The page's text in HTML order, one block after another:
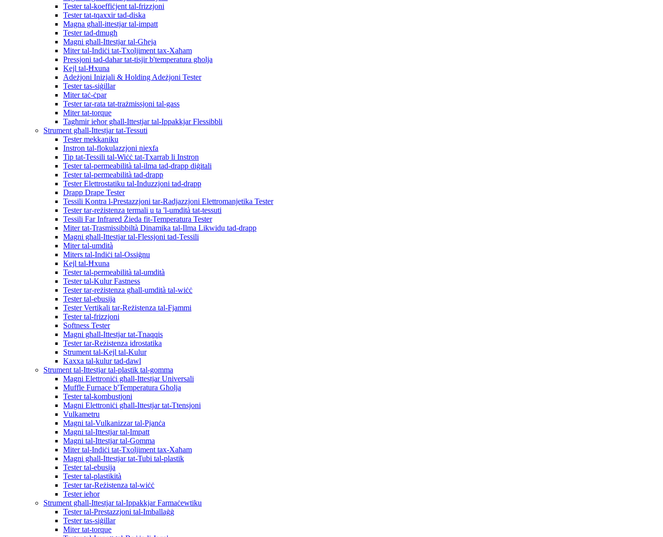
Tester tal-koeffiċjent tal-frizzjoni
Tester tat-tqaxxir tad-diska
Magna għall-ittestjar tal-impatt
Tester tad-dmugħ
Magni għall-Ittestjar tal-Għeja
Miter tal-Indiċi tat-Txoljiment tax-Xaħam
Pressjoni tad-dahar tat-tisjir b'temperatura għolja
Kejl tal-Ħxuna
Adeżjoni Inizjali & Holding Adeżjoni Tester
Tester tas-siġillar
Miter taċ-ċpar
Tester tar-rata tat-trażmissjoni tal-gass
Miter tat-torque
Tagħmir ieħor għall-Ittestjar tal-Ippakkjar Flessibbli
Strument għall-Ittestjar tat-Tessuti
Tester mekkaniku
Instron tal-flokulazzjoni niexfa
Tip tat-Tessili tal-Wiċċ tat-Txarrab li Instron
Tester tal-permeabilità tal-ilma tad-drapp diġitali
Tester tal-permeabilità tad-drapp
Tester Elettrostatiku tal-Induzzjoni tad-drapp
Drapp Drape Tester
Tessili Kontra l-Prestazzjoni tar-Radjazzjoni Elettromanjetika Tester
Tester tar-reżistenza termali u ta 'l-umdità tat-tessuti
Tessili Far Infrared Żieda fit-Temperatura Tester
Miter tat-Trasmissibbiltà Dinamika tal-Ilma Likwidu tad-drapp
Magni għall-Ittestjar tal-Flessjoni tad-Tessili
Miter tal-umdità
Miters tal-Indiċi tal-Ossiġnu
Kejl tal-Ħxuna
Tester tal-permeabilità tal-umdità
Tester tal-Kulur Fastness
Tester tar-reżistenza għall-umdità tal-wiċċ
Tester tal-ebusija
Tester Vertikali tar-Reżistenza tal-Fjammi
Tester tal-frizzjoni
Softness Tester
Magni għall-Ittestjar tat-Tnaqqis
Tester tar-Reżistenza idrostatika
Strument tal-Kejl tal-Kulur
Kaxxa tal-kulur tad-dawl
Strument tal-Ittestjar tal-plastik tal-gomma
Magni Elettroniċi għall-Ittestjar Universali
Muffle Furnace b'Temperatura Għolja
Tester tal-kombustjoni
Magni Elettroniċi għall-Ittestjar tat-Ttensjoni
Vulkametru
Magni tal-Vulkanizzar tal-Pjanċa
Magni tal-Ittestjar tal-Impatt
Magni tal-Ittestjar tal-Gomma
Miter tal-Indiċi tat-Txoljiment tax-Xaħam
Magni għall-Ittestjar tat-Tubi tal-plastik
Tester tal-ebusija
Tester tal-plastikità
Tester tar-Reżistenza tal-wiċċ
Tester ieħor
Strument għall-Ittestjar tal-Ippakkjar Farmaċewtiku
Tester tal-Prestazzjoni tal-Imballaġġ
Tester tas-siġillar
Miter tat-torque